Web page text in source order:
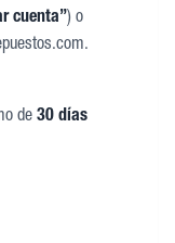
cuenta”) o
de 30 días